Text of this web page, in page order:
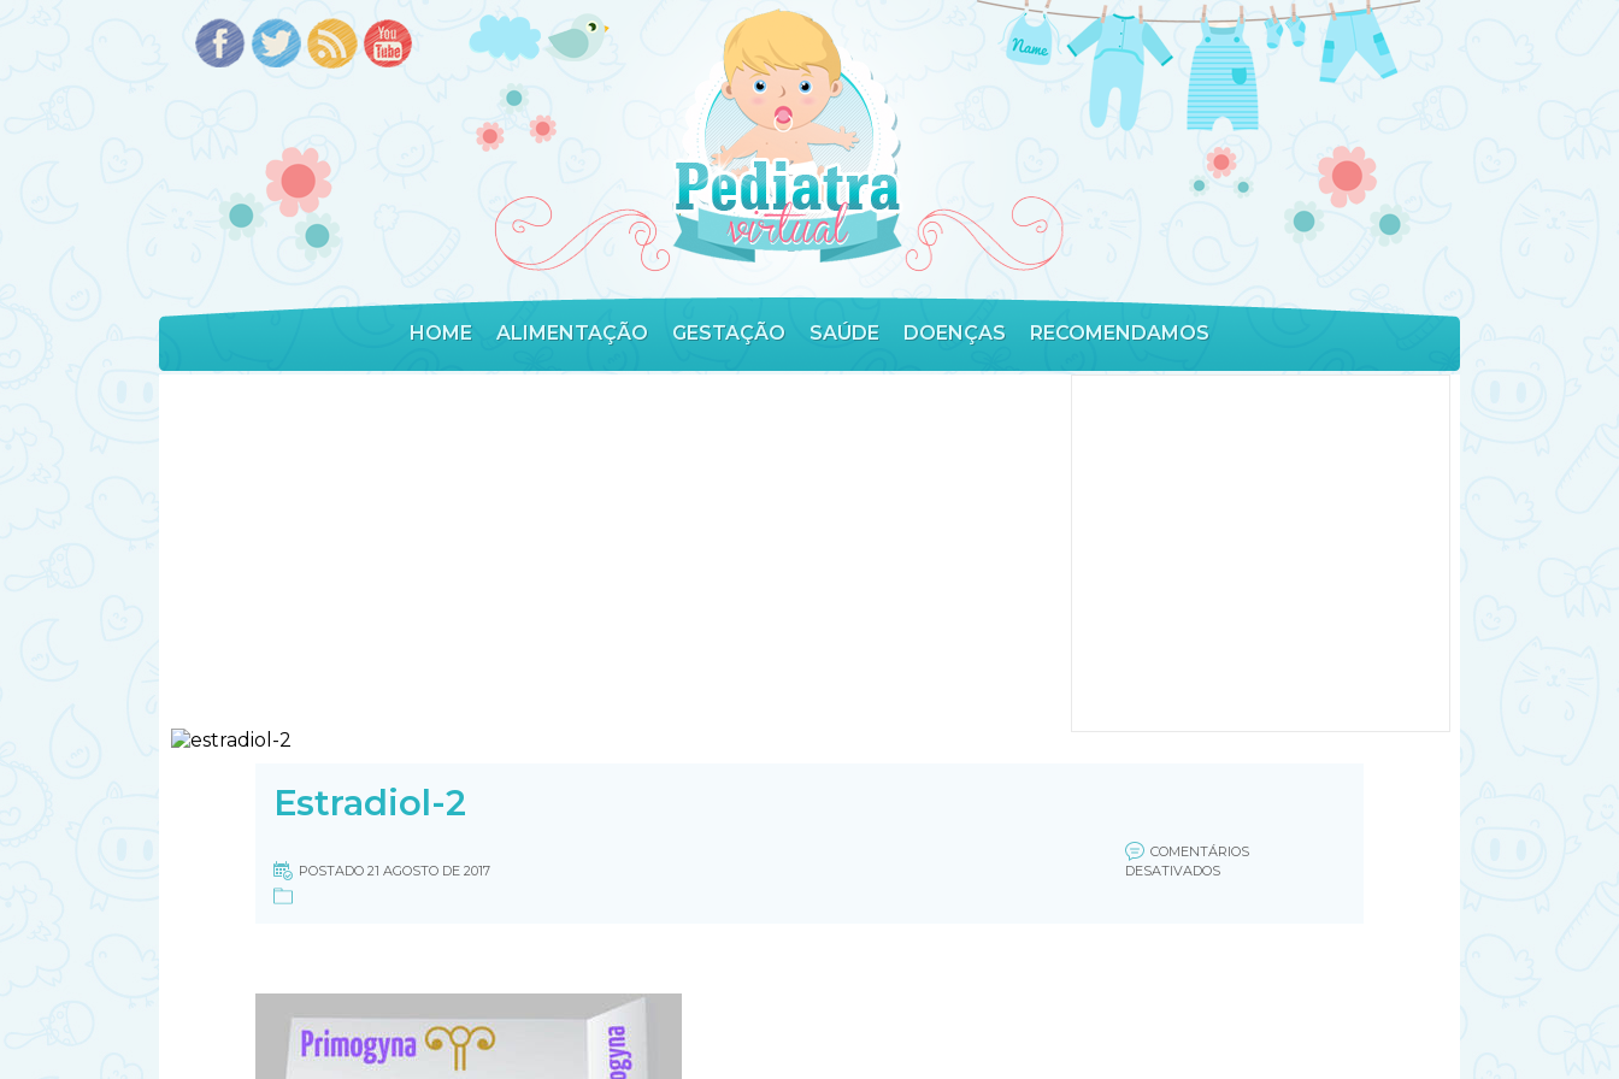
HOME ALIMENTAÇÃO GESTAÇÃO SAÚDE DOENÇAS RECOMENDAMOS
Estradiol-2
POSTADO 21 AGOSTO DE 2017
COMENTÁRIOS
DESATIVADOSEM